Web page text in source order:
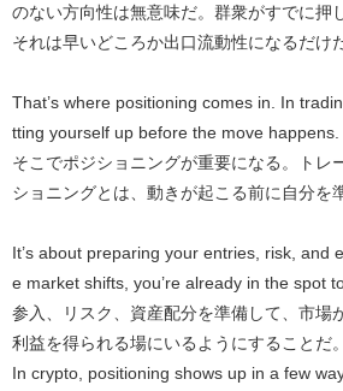
のない方向性は無意味だ。群衆がすでに押
それは早いどころか出口流動性になるだけだ
That’s where positioning comes in. In
tting yourself up before the move happens.
そこでポジショニングが重要になる。トレ
ショニングとは、動きが起こる前に自分を
It’s about preparing your entries, risk, and
e market shifts, you’re already in the spot
参入、リスク、資産配分を準備して、市場
利益を得られる場にいるようにすることだ。
In crypto, positioning shows up in a few